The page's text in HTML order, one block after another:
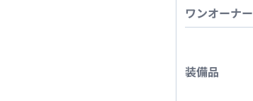
ワンオーナー
装備品